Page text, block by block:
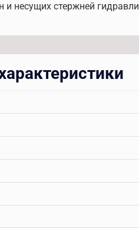
и несущих стержней